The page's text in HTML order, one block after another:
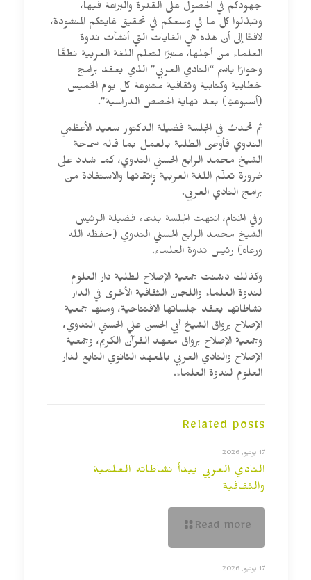
جهودكم في الحصول على القدرة والبراعة فيها،
وتبذلوا كل ما في وسعكم في تحقيق غايتكم المنشودة،
لافتًا إلى أن هذه هي الغايات التي أنشأت ندوة
العلماء من أجلها، منبرًا لتعلم اللغة العربية نطقًا
وحوارًا باسم “النادي العربي” الذي يعقد برامج
خطابية وكتابية وثقافية متنوعة كل يوم الخميس
(أسبوعيًا) بعد نهاية الحصص الدراسية”.
ثم تحدث في الجلسة فضيلة الدكتور سعيد الأعظمي
الندوي فأوصى الطلبة بالعمل بما قاله سماحة
الشيخ محمد الرابع الحسني الندوي، كما شدد على
ضرورة تعلّم اللغة العربية وإتقانها والاستفادة من
برامج النادي العربي.
وفي الختام، انتهت الجلسة بدعاء فضيلة الرئيس
الشيخ محمد الرابع الحسني الندوي (حفظه الله
ورعاه) رئيس ندوة العلماء.
وكذلك دشنت جمعية الإصلاح لطلبة دار العلوم
لندوة العلماء واللجان الثقافية الأخرى في الدار
نشاطاتها بعقد جلساتها الافتتاحية، ومنها جمعية
الإصلاح برواق الشيخ أبي الحسن علي الحسني الندوي،
وجمعية الإصلاح برواق معهد القرآن الكريم، وجمعية
الإصلاح والنادي العربي بالمعهد الثانوي التابع لدار
العلوم لندوة العلماء.
Related posts
17 يونيو, 2026
النادي العربي يبدأ نشاطاته العلمية
والثقافية
Read more
17 يونيو, 2026